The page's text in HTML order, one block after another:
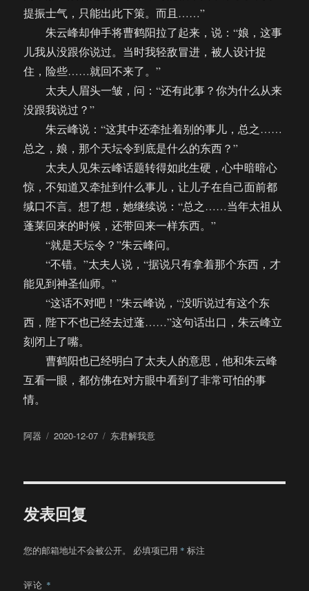
提振士气，只能出此下策。而且……”
朱云峰却伸手将曹鹤阳拉了起来，说：“娘，这事
儿我从没跟你说过。当时我轻敌冒进，被人设计捉
住，险些……就回不来了。”
太夫人眉头一皱，问：“还有此事？你为什么从来
没跟我说过？”
朱云峰说：“这其中还牵扯着别的事儿，总之……
总之，娘，那个天坛令到底是什么的东西？”
太夫人见朱云峰话题转得如此生硬，心中暗暗心
惊，不知道又牵扯到什么事儿，让儿子在自己面前都
缄口不言。想了想，她继续说：“总之……当年太祖从
蓬莱回来的时候，还带回来一样东西。”
“就是天坛令？”朱云峰问。
“不错。”太夫人说，“据说只有拿着那个东西，才
能见到神圣仙师。”
“这话不对吧！”朱云峰说，“没听说过有这个东
西，陛下不也已经去过蓬……”这句话出口，朱云峰立
刻闭上了嘴。
曹鹤阳也已经明白了太夫人的意思，他和朱云峰
互看一眼，都仿佛在对方眼中看到了非常可怕的事
情。
作
阿器
发
2020-12-07
分
东君解我意
发表回复
您的邮箱地址不会被公开。 必填项已用 * 标注
评论 *